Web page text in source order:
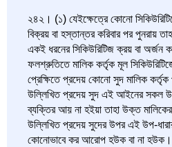
২৪২। (১) যেইক্ষেত্রে কোনো
বিক্রয় বা হস্তান্তর করিবার পর পুনরায়
একই ধরনের সিকিউরিটিজ ক্রয় বা অর্জন
ফলশ্রুতিতে মালিক কর্তৃক মূল
প্রেক্ষিতে প্রদেয় কোনো সুদ মালিক কর্তৃক
উল্লিখিত প্রদেয় সুদ এই আইনের সকল
ব্যক্তির আয় না হইয়া তাহা উক্ত
উল্লিখিত প্রদেয় সুদের উপর এই উপ-
কোনোভাবে কর আরোপ হউক বা না হউক।